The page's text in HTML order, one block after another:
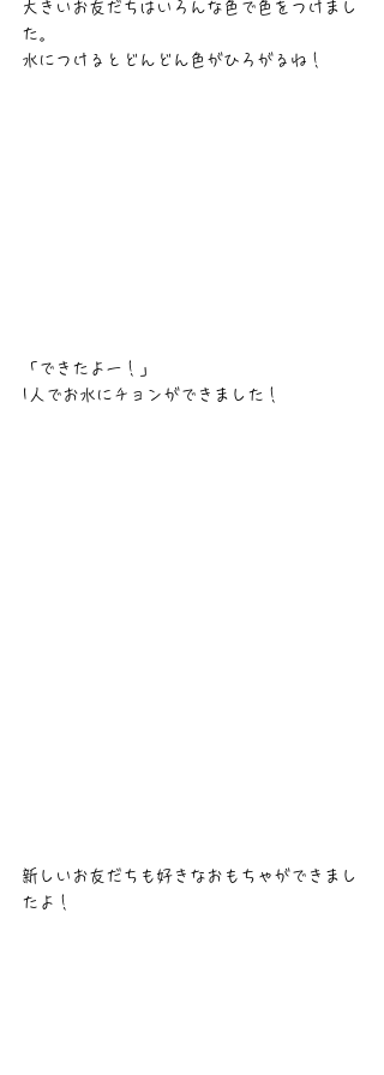
大きいお友だちはいろんな色で色をつけまし
た。
水につけるとどんどん色がひろがるね！
「できたよー！」
1人でお水にチョンができました！
新しいお友だちも好きなおもちゃができまし
たよ！